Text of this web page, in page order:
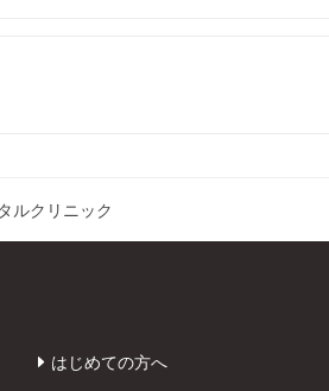
クリニック
はじめての方へ